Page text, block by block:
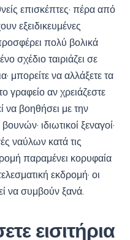
επισκέπτες· πέρα από
εξειδικευμένες
πολύ βολικά
σχέδιο ταιριάζει σε
μπορείτε να αλλάξετε τα
γραφείο αν χρειάζεστε
να βοηθήσει με την
ιδιωτικοί ξεναγοί·
ναύλων κατά τις
παραμένει κορυφαία
εκδρομή· οι
να συμβούν ξανά.
εισιτήρια